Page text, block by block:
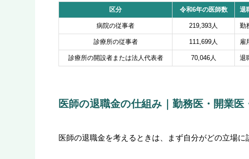
区分 令和6年の医師数 退
病院の従事者 219,393人 勤
診療所の従事者 111,699人 雇
診療所の開設者または法人代表者 70,046人 退
医師の退職金の仕組み｜勤務医・開業医
医師の退職金を考えるときは、まず自分がどの立場に